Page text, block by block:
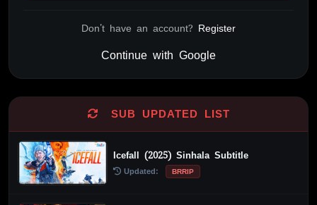
Don't have an account? Register
Continue with Google
SUB UPDATED LIST
Icefall (2025) Sinhala Subtitle
Updated: BRRIP